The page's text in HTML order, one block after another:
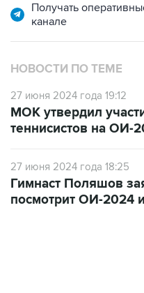
Получать
канале
НОВОСТИ ПО ТЕМЕ
27 июня 2024 года 19:12
МОК утвердил
теннисистов на ОИ-
27 июня 2024 года 18:25
Гимнаст Поляшов
посмотрит ОИ-2024